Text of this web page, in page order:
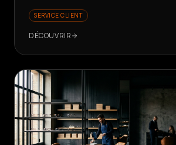
SERVICE CLIENT
DÉCOUVRIR